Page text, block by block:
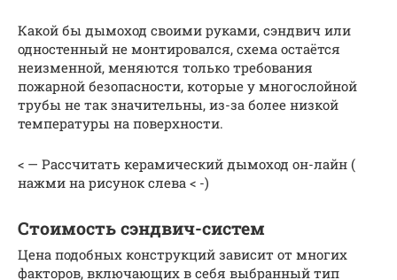
Какой бы дымоход своими руками, сэндвич или
одностенный не монтировался, схема остаётся
неизменной, меняются только требования
пожарной безопасности, которые у многослойной
трубы не так значительны, из-за более низкой
температуры на поверхности.
< — Рассчитать керамический дымоход он-лайн (
нажми на рисунок слева < -)
Стоимость сэндвич-систем
Цена подобных конструкций зависит от многих
факторов, включающих в себя выбранный тип